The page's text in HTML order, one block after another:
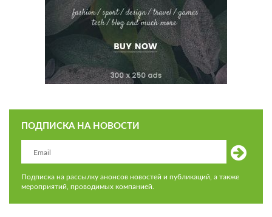
ПОДПИСКА НА НОВОСТИ
Подписка на рассылку анонсов новостей и публикаций, а также
мероприятий, проводимых компанией.